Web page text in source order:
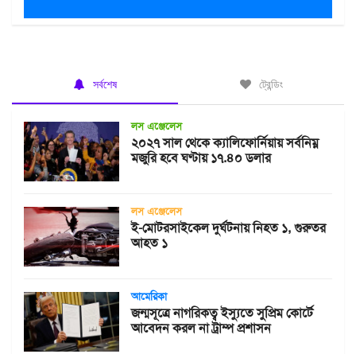
সর্বশেষ ট্রেন্ডিং
লস এঞ্জেলেস
২০২৭ সাল থেকে ক্যালিফোর্নিয়ায় সর্বনিম্ন
মজুরি হবে ঘণ্টায় ১৭.৪০ ডলার
লস এঞ্জেলেস
ই-মোটরসাইকেল দুর্ঘটনায় নিহত ১, গুরুতর
আহত ১
আমেরিকা
জন্মসূত্রে নাগরিকত্ব ইস্যুতে সুপ্রিম কোর্টে
আবেদন করল না ট্রাম্প প্রশাসন